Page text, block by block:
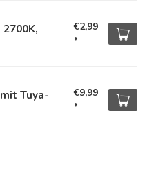
€2,99
*
Tuya-
€9,99
*